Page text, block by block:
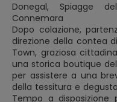
Donegal, Spiagge
Connemara
Dopo colazione,
direzione della contea
Town, graziosa
una storica boutique
per assistere a una
della tessitura e
Tempo a